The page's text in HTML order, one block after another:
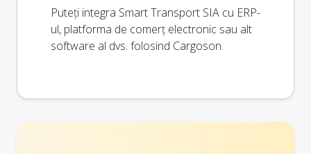
Puteți integra Smart Transport SIA cu ERP-
ul, platforma de comerț electronic sau alt
software al dvs. folosind Cargoson.